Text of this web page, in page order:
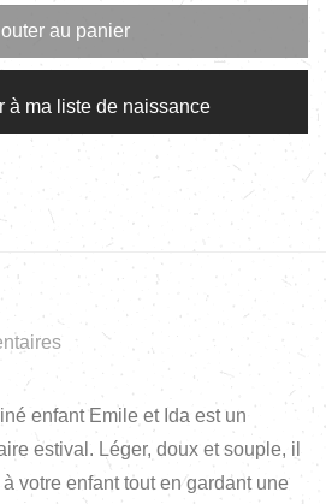
au panier
à ma liste de naissance
enfant Emile et Ida est un
estival. Léger, doux et souple, il
votre enfant tout en gardant une